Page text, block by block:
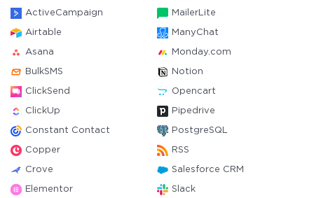
ActiveCampaign MailerLite
Airtable ManyChat
Asana Monday.com
BulkSMS Notion
ClickSend Opencart
ClickUp Pipedrive
Constant Contact PostgreSQL
Copper RSS
Crove Salesforce CRM
Elementor Slack